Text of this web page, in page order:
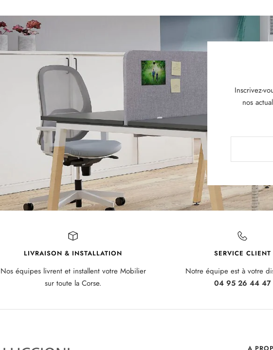
Inscrivez-
nos
LIVRAISON & INSTALLATION
Nos équipes livrent et installent votre Mobilier
sur toute la Corse.
SERVICE CLIENT
Notre équipe est à votre
04 95 26 44 47